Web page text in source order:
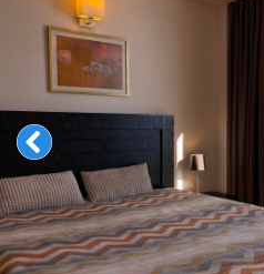
Схема трасс
Ски-пасс
Инструкторы
Прокат
Ски-сервис
Дети в Гудаури
Развлечения
Календарь событий